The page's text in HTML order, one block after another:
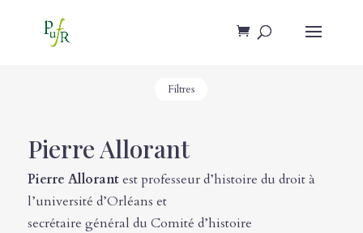
Filtres
Pierre Allorant
Pierre Allorantest professeur d’histoire du droit à
l’université d’Orléans et
secrétaire général du Comité d’histoire